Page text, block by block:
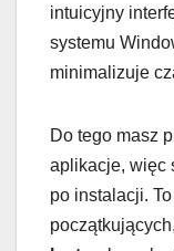
intuicyjny
systemu
minimalizuje
Do tego masz
aplikacje, więc
po instalacji.